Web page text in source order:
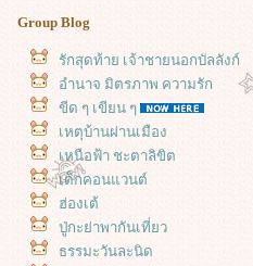
Group Blog
รักสุดท้าย เจ้าชายนอกบัลลังก์
อำนาจ มิตรภาพ ความรัก
ขีด ๆ เขียน ๆ
เหตุบ้านผ่านเมือง
เหนือฟ้า ชะตาลิขิต
เด็กคอนแวนต์
ฮ่องเต้
ปู่กะย่าพากันเที่ยว
ธรรมะวันละนิด